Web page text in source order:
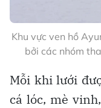
Khu vực ven hồ
bởi các nhóm
Mỗi khi lưới
cá lóc, mè